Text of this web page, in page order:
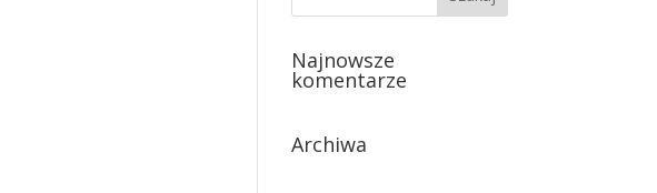
Najnowsze
komentarze
Archiwa